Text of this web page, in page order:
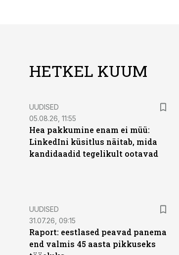
HETKEL KUUM
UUDISED
05.08.26, 11:55
Hea pakkumine enam ei müü:
LinkedIni küsitlus näitab, mida
kandidaadid tegelikult ootavad
UUDISED
31.07.26, 09:15
Raport: eestlased peavad panema
end valmis 45 aasta pikkuseks